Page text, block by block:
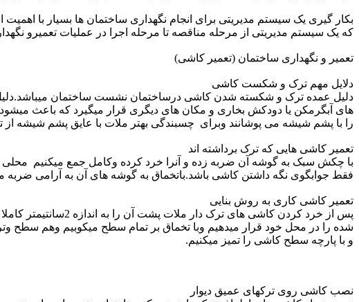
بکار گیری یک سیستم مدیریتی برای انجام نگهداری ساختمان ها بسیار با
که یک سیستم مدیریتی از مرحله مناقصه تا مرحله اجرا در عملیات تعمیرو
تعمیر و نگهداری ساختمان (تعمیر کاشی)
دلایل مهم ترک و شکست کاشی
دلیل عمده ترک و شکسته شدن کاشی درساختمان نشست ساختمان
های آبگرمکن یا دودکش بخاری و مکان های دیگری قرار میگیرد که باعث
را با پشم شیشه می پوشانند وبرای چسبندگی بهتر ملات با عایق پشم شیشه از
تعمیر کاشی هایی که ترک برداشته اند
با چکش سبک به گوشه آن ضربه زده و آنرا خرد کرده وکامل جمع میکنیم
فقط جوابگوی نگه داشتن کاشی باشد.باتخماق به گوشه های آن به آرامی ضربه
تعمیر کاشی کاری به روش بنایی
پس از خرد کردن
شده را در محل خود قرار میدهیم وبا تخماق بر تمام سطح میکوبیم وهم سطح
و با پارچه سطح کاشی را تمیز میکنیم.
نصب کاشی روی ترکهای عمیق دیوار